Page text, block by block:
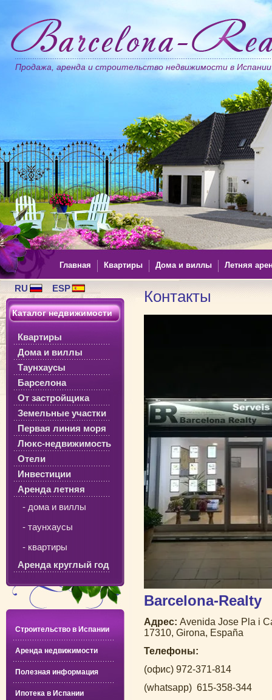
Продажа, аренда и строительство недвижимости в Испании
Главная Квартиры Дома и виллы Летняя
RU ESP
Каталог недвижимости
Квартиры
Дома и виллы
Таунхаусы
Барселона
От застройщика
Земельные участки
Первая линия моря
Люкс-недвижимость
Отели
Инвестиции
Аренда летняя
- дома и виллы
- таунхаусы
- квартиры
Аренда круглый год
Строительство в Испании
Аренда недвижимости
Полезная информация
Ипотека в Испании
Контакты
Barcelona-Realty
Адрес: Avenida Jose Pla i
17310, Girona, España
Телефоны:
(офис) 972-371-814
(whatsapp) 615-358-344